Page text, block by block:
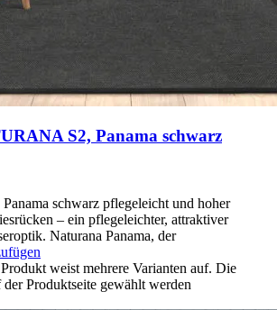
S2, Panama schwarz
schwarz pflegeleicht und hoher
– ein pflegeleichter, attraktiver
Naturana Panama, der
weist mehrere Varianten auf. Die
Produktseite gewählt werden